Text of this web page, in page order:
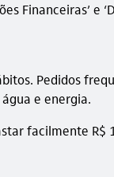
Financeiras’ e
Pedidos
e energia.
facilmente